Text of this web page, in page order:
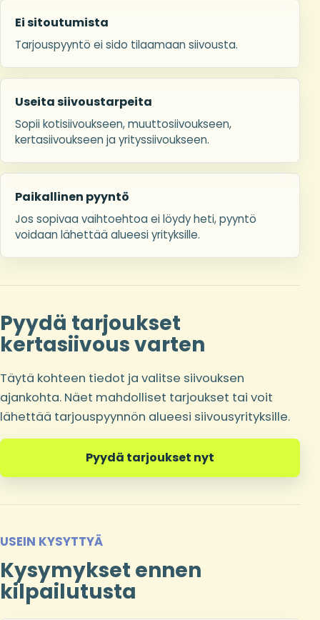
Ei sitoutumista
Tarjouspyyntö ei sido tilaamaan siivousta.
Useita siivoustarpeita
Sopii kotisiivoukseen, muuttosiivoukseen,
kertasiivoukseen ja yrityssiivoukseen.
Paikallinen pyyntö
Jos sopivaa vaihtoehtoa ei löydy heti, pyyntö
voidaan lähettää alueesi yrityksille.
Pyydä tarjoukset
kertasiivous varten
Täytä kohteen tiedot ja valitse siivouksen
ajankohta. Näet mahdolliset tarjoukset tai voit
lähettää tarjouspyynnön alueesi siivousyrityksille.
Pyydä tarjoukset nyt
USEIN KYSYTTYÄ
Kysymykset ennen
kilpailutusta